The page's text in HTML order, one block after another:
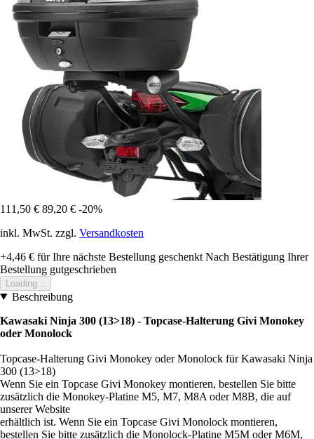
111,50 € 89,20 € -20%
inkl. MwSt. zzgl. Versandkosten
+4,46 € für Ihre nächste Bestellung geschenkt Nach Bestätigung Ihrer
Bestellung gutgeschrieben
Loading...
Beschreibung
Kawasaki Ninja 300 (13>18) - Topcase-Halterung Givi Monokey
oder Monolock
Topcase-Halterung Givi Monokey oder Monolock für Kawasaki Ninja
300 (13>18)
Wenn Sie ein Topcase Givi Monokey montieren, bestellen Sie bitte
zusätzlich die Monokey-Platine M5, M7, M8A oder M8B, die auf
unserer Website
erhältlich ist. Wenn Sie ein Topcase Givi Monolock montieren,
bestellen Sie bitte zusätzlich die Monolock-Platine M5M oder M6M,